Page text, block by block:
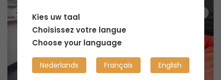
Kies uw taal
Choisissez votre langue
Choose your language
Nederlands Français English